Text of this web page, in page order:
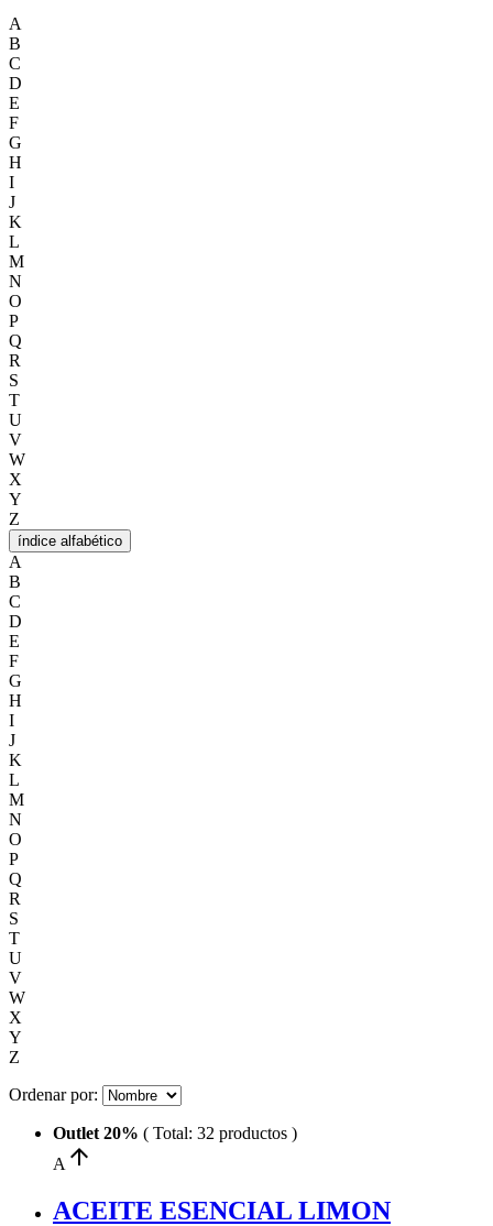
A
B
C
D
E
F
G
H
I
J
K
L
M
N
O
P
Q
R
S
T
U
V
W
X
Y
Z
índice alfabético
A
B
C
D
E
F
G
H
I
J
K
L
M
N
O
P
Q
R
S
T
U
V
W
X
Y
Z
Ordenar por:
Outlet 20% ( Total: 32 productos )
A arrow_upward
ACEITE ESENCIAL LIMON